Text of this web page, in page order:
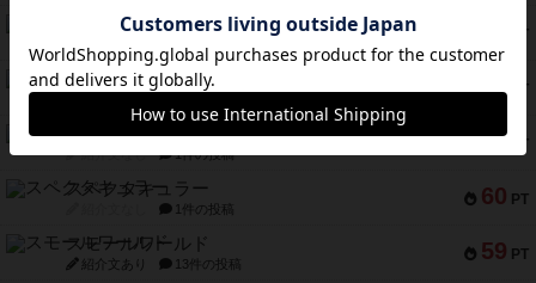
PT
リスボン・トラム 28
紹介文あり 9件の投稿
73 PT
アマナイト
66 PT
ブラヴェスト
紹介文なし 1件の投稿
60 PT
スペクタキュラー
1件の投稿
59 PT
スモールワールド
紹介文あり 13件の投稿